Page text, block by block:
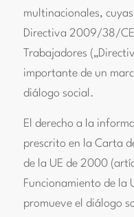
multinacionales,
Directiva 2009/38/
Trabajadores
importante de un
diálogo social.
El derecho a la
prescrito en la Carta
de la UE de 2000
Funcionamiento de la
promueve el diálogo